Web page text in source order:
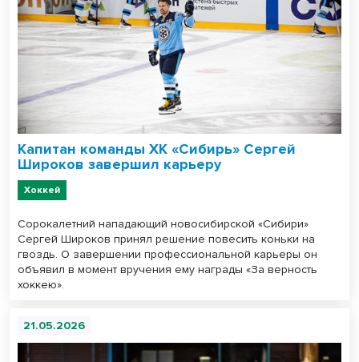
Капитан команды ХК «Сибирь» Сергей
Широков завершил карьеру
Хоккей
Сорокалетний нападающий новосибирской «Сибири»
Сергей Широков принял решение повесить коньки на
гвоздь. О завершении профессиональной карьеры он
объявил в момент вручения ему награды «За верность
хоккею».
21.05.2026